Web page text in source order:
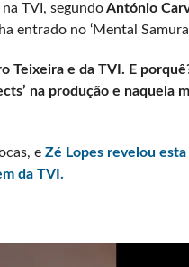
TVI, segundoAntónio
entrado no ‘Mental
Teixeira e da TVI. E
na produção e naquela
e Zé Lopes revelou esta
da TVI.